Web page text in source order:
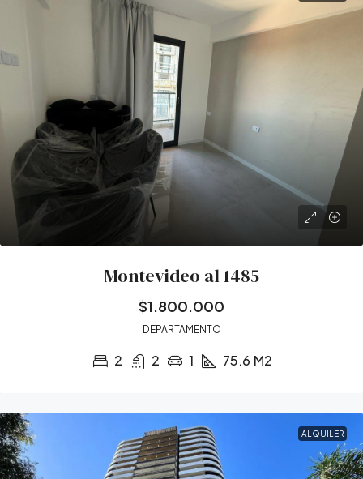
Montevideo al 1485
$1.800.000
DEPARTAMENTO
2 2 1 75.6 M2
ALQUILER